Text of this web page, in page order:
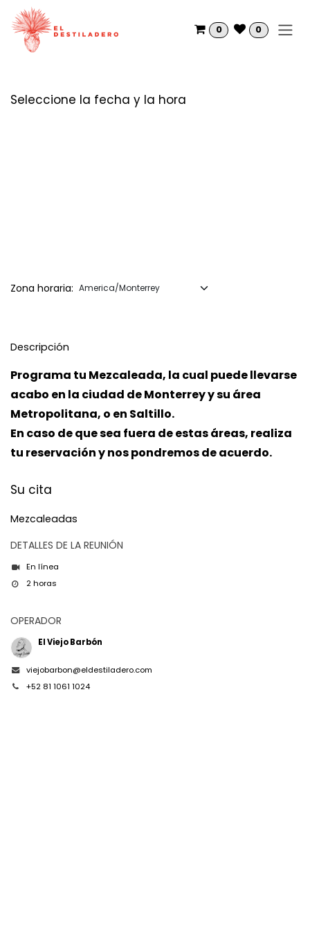
Ir al contenido
0 0
Seleccione la fecha y la hora
Zona horaria:
Descripción
Programa tu Mezcaleada, la cual puede llevarse
acabo en la ciudad de Monterrey y su área
Metropolitana, o en Saltillo.
En caso de que sea fuer​a de estas áreas, realiza
tu reservación y nos pondremos de acuerdo.
Su cita
Mezcaleadas
DETALLES DE LA REUNIÓN
En línea
2 horas
OPERADOR
El Viejo Barbón
viejobarbon@eldestiladero.com
+52 81 1061 1024